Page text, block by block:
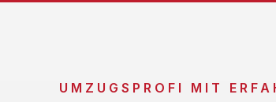
UMZUGSPROFI MIT